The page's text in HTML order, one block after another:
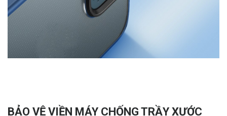
BẢO VỆ VIỀN MÁY CHỐNG TRẦY XƯỚC